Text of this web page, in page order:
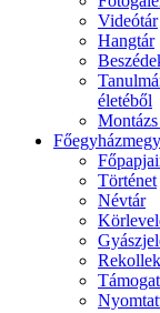
Videótár
Hangtár
életéből
Történet
Névtár